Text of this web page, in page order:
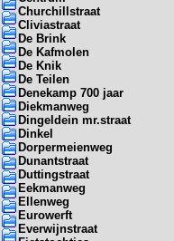
Churchillstraat
Cliviastraat
De Brink
De Kafmolen
De Knik
De Teilen
Denekamp 700 jaar
Diekmanweg
Dingeldein mr.straat
Dinkel
Dorpermeienweg
Dunantstraat
Duttingstraat
Eekmanweg
Ellenweg
Eurowerft
Everwijnstraat